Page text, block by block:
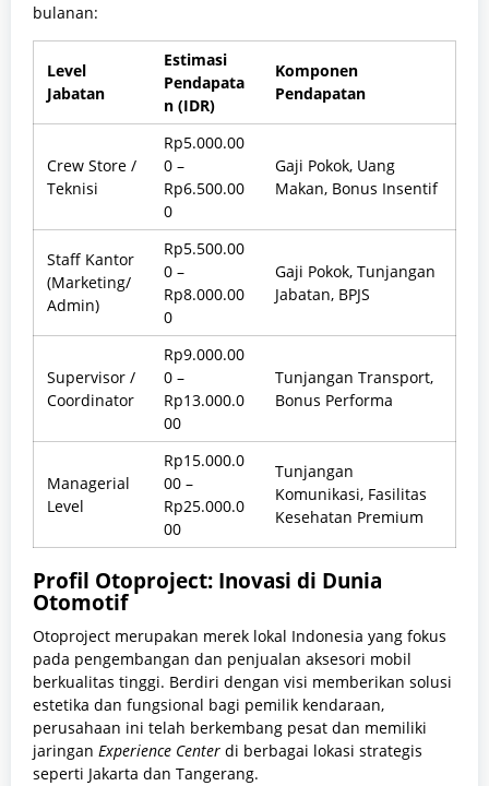
bulanan:
Level
Jabatan
Estimasi
Pendapata
n (IDR)
Komponen
Pendapatan
Crew Store /
Teknisi
Rp5.000.00
0 –
Rp6.500.00
0
Gaji Pokok, Uang
Makan, Bonus Insentif
Staff Kantor
(Marketing/
Admin)
Rp5.500.00
0 –
Rp8.000.00
0
Gaji Pokok, Tunjangan
Jabatan, BPJS
Supervisor /
Coordinator
Rp9.000.00
0 –
Rp13.000.0
00
Tunjangan Transport,
Bonus Performa
Managerial
Level
Rp15.000.0
00 –
Rp25.000.0
00
Tunjangan
Komunikasi, Fasilitas
Kesehatan Premium
Profil Otoproject: Inovasi di Dunia
Otomotif
Otoproject merupakan merek lokal Indonesia yang fokus
pada pengembangan dan penjualan aksesori mobil
berkualitas tinggi. Berdiri dengan visi memberikan solusi
estetika dan fungsional bagi pemilik kendaraan,
perusahaan ini telah berkembang pesat dan memiliki
jaringan Experience Center di berbagai lokasi strategis
seperti Jakarta dan Tangerang.